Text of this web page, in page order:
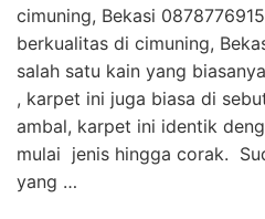
cimuning, Bekasi
berkualitas di cimuning,
salah satu kain yang
, karpet ini juga biasa di
ambal, karpet ini identik
mulai jenis hingga corak.
yang …